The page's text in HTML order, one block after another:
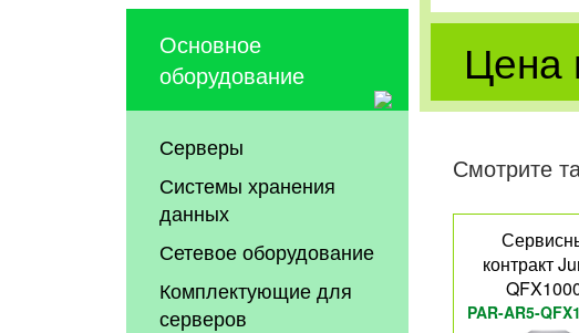
Основное
оборудование
Серверы
Системы хранения
данных
Сетевое оборудование
Комплектующие для
серверов
Цена
Смотрите
контракт
PAR-AR5-